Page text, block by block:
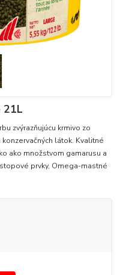
21L
zvýrazňujúcu krmivo zo
látok. Kvalitné
ako množstvom gamarusu a
prvky, Omega-mastné